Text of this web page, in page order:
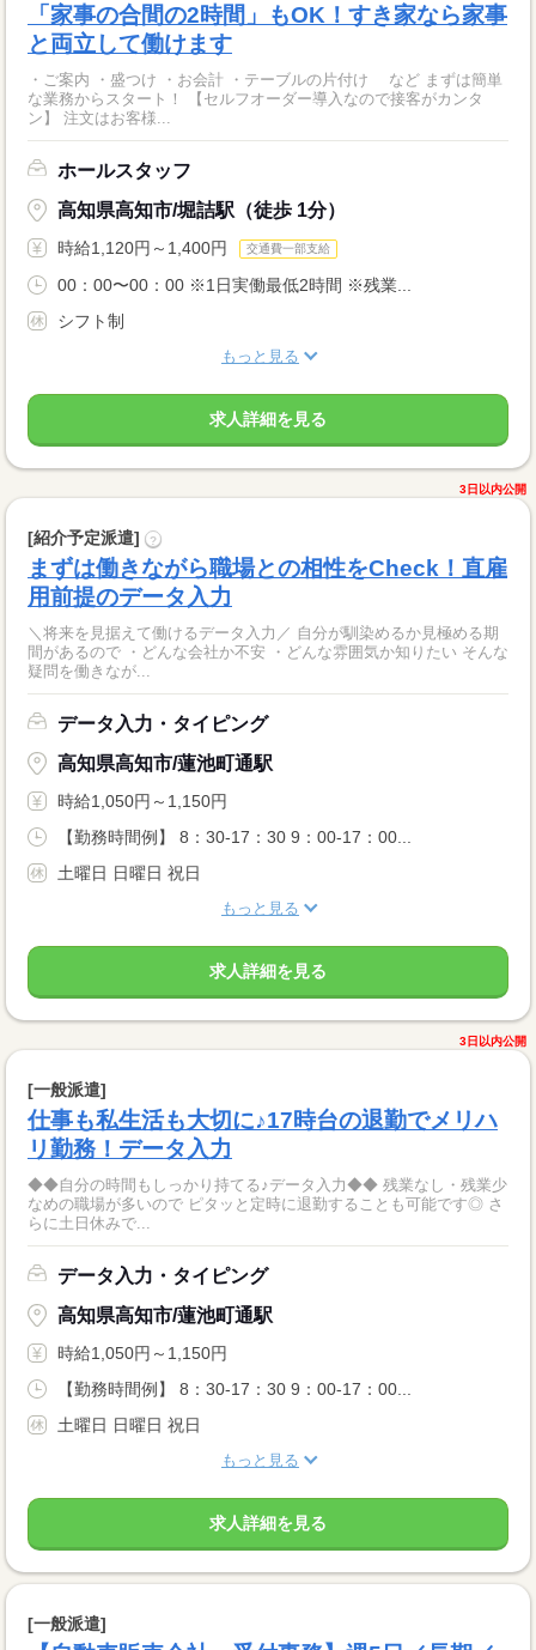
「家事の合間の2時間」もOK！すき家なら家事
と両立して働けます
・ご案内 ・盛つけ ・お会計 ・テーブルの片付け など まずは簡単
な業務からスタート！ 【セルフオーダー導入なので接客がカンタ
ン】 注文はお客様...
ホールスタッフ
高知県高知市/堀詰駅（徒歩 1分）
時給1,120円～1,400円 交通費一部支給
00：00〜00：00 ※1日実働最低2時間 ※残業...
シフト制
もっと見る
求人詳細を見る
3日以内公開
[紹介予定派遣] ?
まずは働きながら職場との相性をCheck！直雇
用前提のデータ入力
＼将来を見据えて働けるデータ入力／ 自分が馴染めるか見極める期
間があるので ・どんな会社か不安 ・どんな雰囲気か知りたい そんな
疑問を働きなが...
データ入力・タイピング
高知県高知市/蓮池町通駅
時給1,050円～1,150円
【勤務時間例】 8：30-17：30 9：00-17：00...
土曜日 日曜日 祝日
もっと見る
求人詳細を見る
3日以内公開
[一般派遣]
仕事も私生活も大切に♪17時台の退勤でメリハ
リ勤務！データ入力
◆◆自分の時間もしっかり持てる♪データ入力◆◆ 残業なし・残業少
なめの職場が多いので ピタッと定時に退勤することも可能です◎ さ
らに土日休みで...
データ入力・タイピング
高知県高知市/蓮池町通駅
時給1,050円～1,150円
【勤務時間例】 8：30-17：30 9：00-17：00...
土曜日 日曜日 祝日
もっと見る
求人詳細を見る
[一般派遣]